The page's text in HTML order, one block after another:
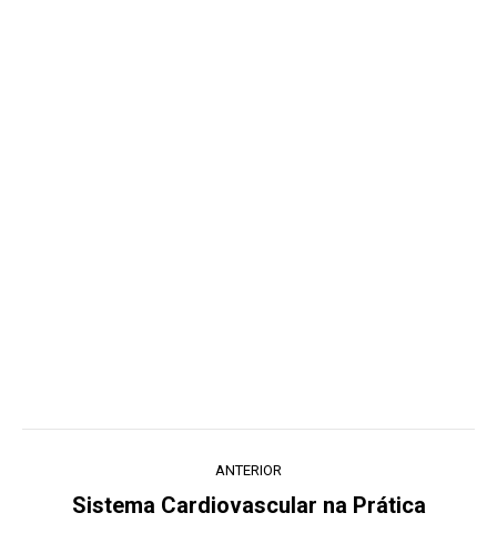
ANTERIOR
Post
Sistema Cardiovascular na Prática